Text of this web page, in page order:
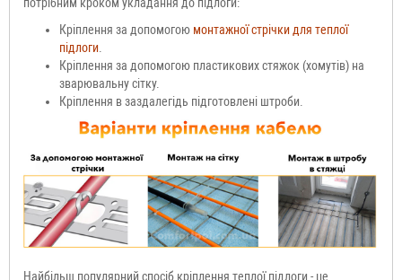
Кріплення за допомогою монтажної стрічки для теплої
підлоги
Кріплення за допомогою пластикових стяжок (хомутів) на
зварювальну сітку.
Кріплення в заздалегідь підготовлені штроби.
Найбільш популярний спосіб кріплення теплої підлоги - це